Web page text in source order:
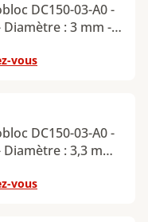
DC150-03-A0 -
Diamètre : 3 mm -
- Longueur
cylindrique -
vous
DC150-03-A0 -
: 3,3 mm -
- Longueur
cylindrique -
vous